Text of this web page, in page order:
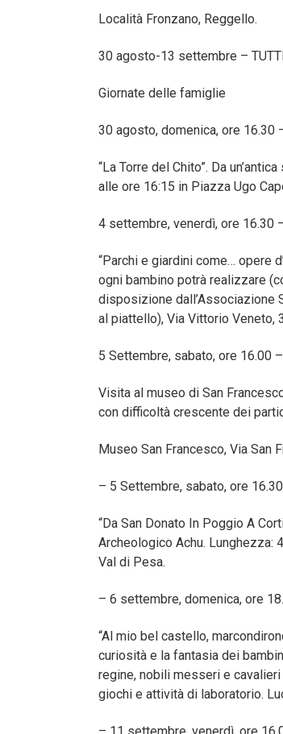
Località Fronzano, Reggello.
30 agosto-13 settembre –
Giornate delle famiglie
30 agosto, domenica, ore 16.30
“La Torre del Chito”. Da
alle ore 16:15 in Piazza Ugo
4 settembre, venerdì, ore 16.30
“Parchi e giardini come… opere
ogni bambino potrà realizzare
disposizione dall’Associazione
al piattello), Via Vittorio Veneto,
5 Settembre, sabato, ore 16.00
Visita al museo di San
con difficoltà crescente dei
Museo San Francesco, Via San
– 5 Settembre, sabato, ore
“Da San Donato In Poggio A
Archeologico Achu. Lunghezza:
Val di Pesa.
– 6 settembre, domenica, ore
“Al mio bel castello,
curiosità e la fantasia dei
regine, nobili messeri e
giochi e attività di laboratorio.
– 11 settembre, venerdì, ore